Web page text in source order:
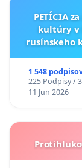
PETÍCIA
kultúry v
rusínskeho
1 548
225 Podpisy /
11 Jun 2026